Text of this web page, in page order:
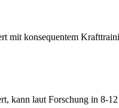
mit konsequentem
kann laut Forschung in 8-